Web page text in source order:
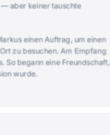
aber keiner tauschte
einen Auftrag, um einen
zu besuchen. Am Empfang
So begann eine Freundschaft,
wurde.